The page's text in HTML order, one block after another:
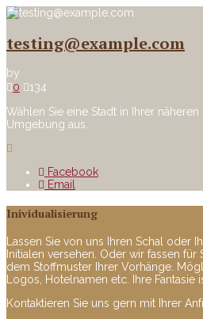
testing@example.com
by
0
134
Wählen Sie eine Stadt in Ihrer näheren
Umgebung aus.
Facebook
Email
Inividualisierung
Lassen Sie von uns Ihren Schal oder
Initialen versehen. Oder wir fassen
dem Stoffmuster Ihrer Vorhänge.
Logos, Hotelnamen etc. Ihre Fantasie
Kontaktieren Sie uns gern mit Ihrer